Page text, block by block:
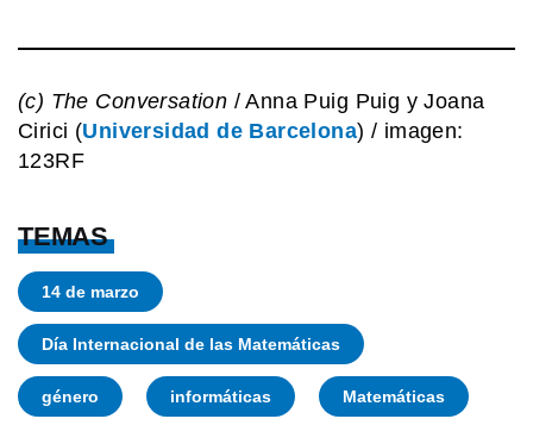
(c) The Conversation / Anna Puig Puig y Joana
Cirici (Universidad de Barcelona) / imagen:
123RF
TEMAS
14 de marzo
Día Internacional de las Matemáticas
género informáticas Matemáticas